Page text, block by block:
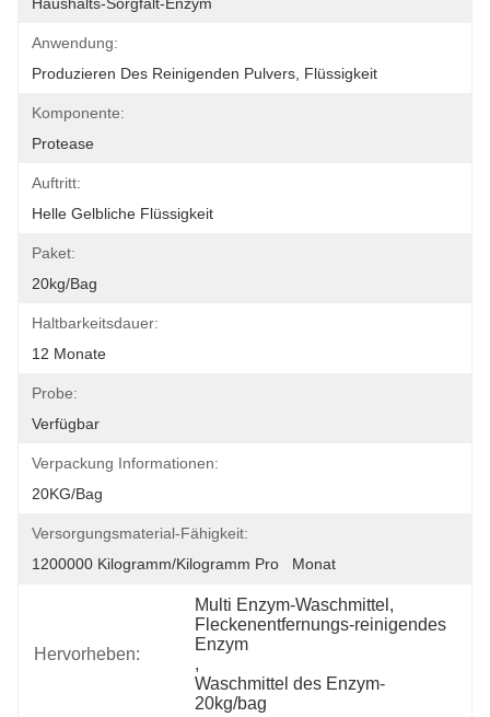
Anwendung:
Produzieren Des Reinigenden Pulvers, Flüssigkeit
Komponente:
Protease
Auftritt:
Helle Gelbliche Flüssigkeit
Paket:
20kg/bag
Haltbarkeitsdauer:
12 Monate
Probe:
Verfügbar
Verpackung Informationen:
20KG/Bag
Versorgungsmaterial-Fähigkeit:
1200000 Kilogramm/Kilogramm Pro   Monat
Hervorheben:
Multi Enzym-Waschmittel ,
Fleckenentfernungs-reinigendes
Enzym
,
Waschmittel des Enzym-
20kg/bag